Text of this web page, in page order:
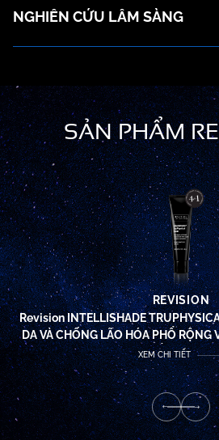
NGHIÊN CỨU LÂM SÀNG
SẢN PHẨM
REVISION
Revision INTELLISHADE
DA VÀ CHỐNG LÃO HÓA PHỔ RỘNG
CHỐNG NẮNG VẬT
XEM CHI TIẾT